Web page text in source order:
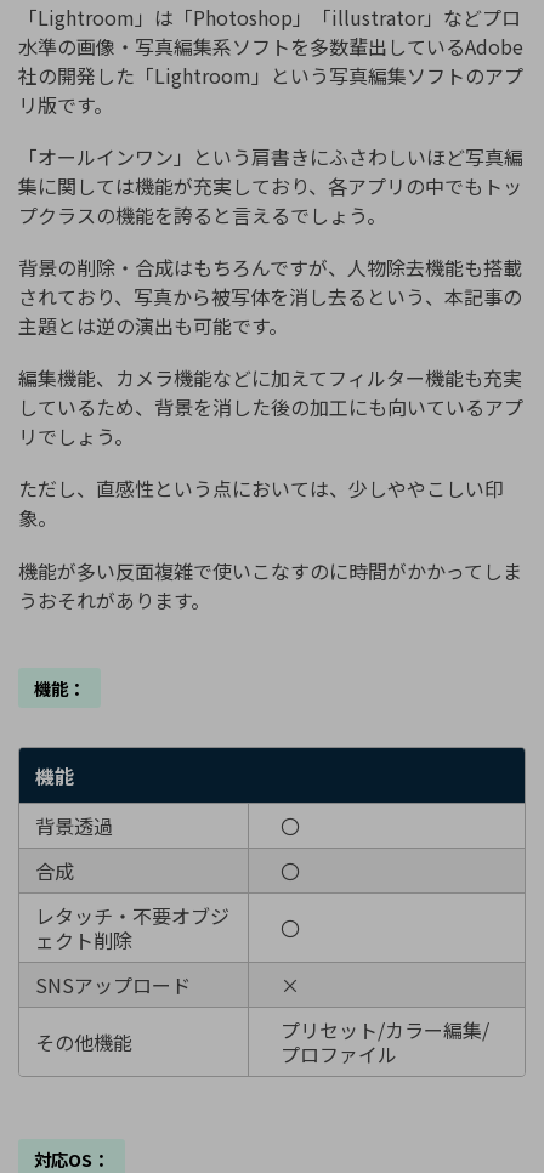
「Lightroom」は「Photoshop」「illustrator」などプロ
水準の画像・写真編集系ソフトを多数輩出しているAdobe
社の開発した「Lightroom」という写真編集ソフトのアプ
リ版です。
「オールインワン」という肩書きにふさわしいほど写真編
集に関しては機能が充実しており、各アプリの中でもトッ
プクラスの機能を誇ると言えるでしょう。
背景の削除・合成はもちろんですが、人物除去機能も搭載
されており、写真から被写体を消し去るという、本記事の
主題とは逆の演出も可能です。
編集機能、カメラ機能などに加えてフィルター機能も充実
しているため、背景を消した後の加工にも向いているアプ
リでしょう。
ただし、直感性という点においては、少しややこしい印
象。
機能が多い反面複雑で使いこなすのに時間がかかってしま
うおそれがあります。
機能：
機能
背景透過
〇
合成
〇
レタッチ・不要オブジ
ェクト削除
〇
SNSアップロード
×
その他機能
プリセット/カラー編集/
プロファイル
対応OS：